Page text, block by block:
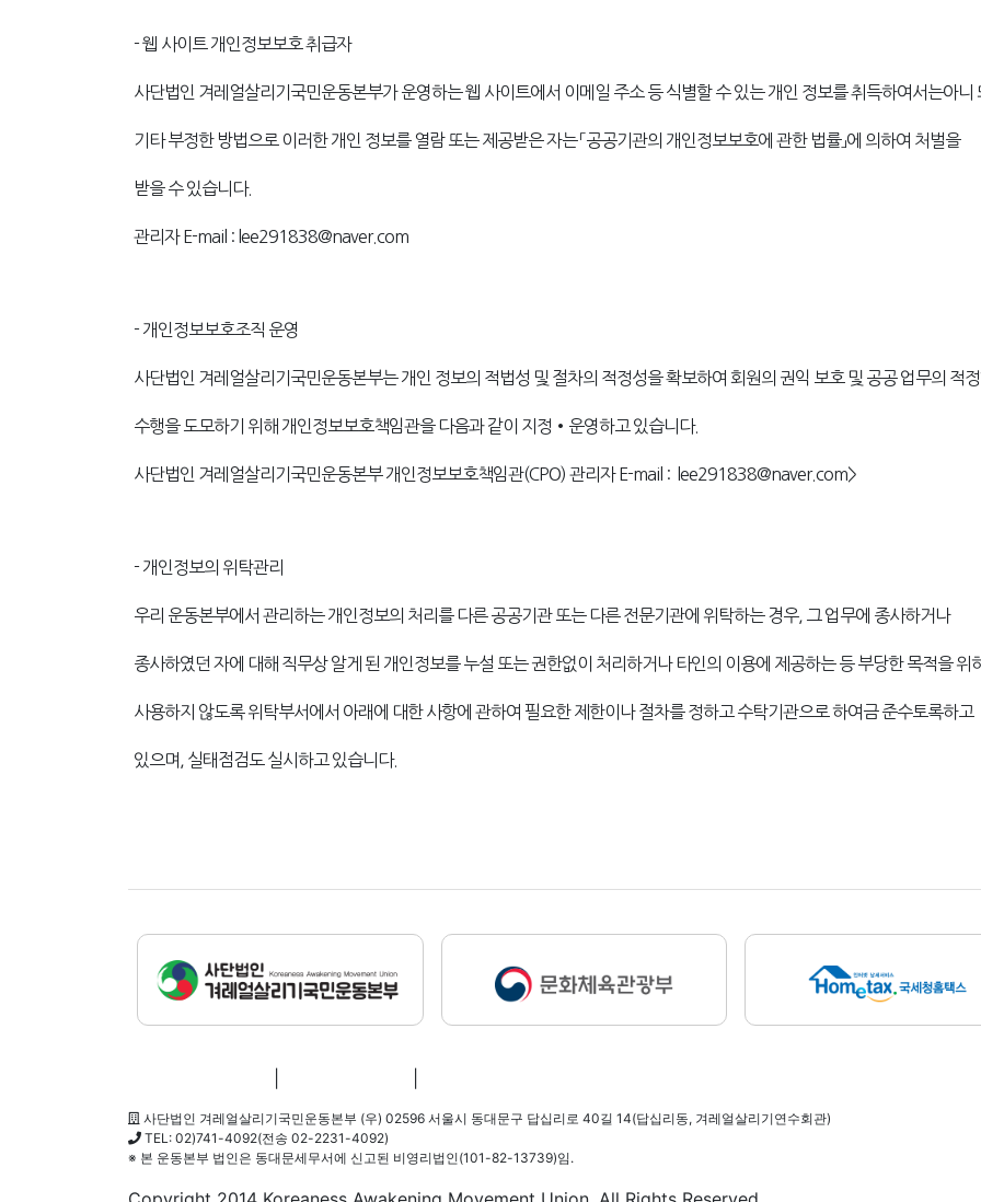
- 웹 사이트 개인정보보호 취급자
사단법인 겨레얼살리기국민운동본부가 운영하는 웹 사이트에서 이메일 주소 등 식별할 수 있는 개인 정보를 취득하여서는아니
기타 부정한 방법으로 이러한 개인 정보를 열람 또는 제공받은 자는 「공공기관의 개인정보보호에 관한 법률」에 의하여 처벌을
받을 수 있습니다.
관리자 E-mail : lee291838@naver.com
- 개인정보보호조직 운영
사단법인 겨레얼살리기국민운동본부는 개인 정보의 적법성 및 절차의 적정성을 확보하여 회원의 권익 보호 및 공공 업무의 적
수행을 도모하기 위해 개인정보보호책임관을 다음과 같이 지정•운영하고 있습니다.
사단법인 겨레얼살리기국민운동본부 개인정보보호책임관(CPO) 관리자 E-mail : lee291838@naver.com>
- 개인정보의 위탁관리
우리 운동본부에서 관리하는 개인정보의 처리를 다른 공공기관 또는 다른 전문기관에 위탁하는 경우, 그 업무에 종사하거나
종사하였던 자에 대해 직무상 알게 된 개인정보를 누설 또는 권한없이 처리하거나 타인의 이용에 제공하는 등 부당한 목적을 위
사용하지 않도록 위탁부서에서 아래에 대한 사항에 관하여 필요한 제한이나 절차를 정하고 수탁기관으로 하여금 준수토록하고
있으며, 실태점검도 실시하고 있습니다.
사단법인 겨레얼살리기국민운동본부 (우) 02596 서울시 동대문구 답십리로 40길 14(답십리동, 겨레얼살리기연수회관)
TEL: 02)741-4092(전송 02-2231-4092)
※ 본 운동본부 법인은 동대문세무서에 신고된 비영리법인(101-82-13739)임.